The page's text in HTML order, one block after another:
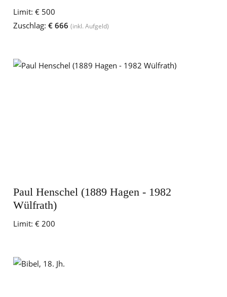
Limit: € 500
Zuschlag: € 666 (inkl. Aufgeld)
Paul Henschel (1889 Hagen - 1982
Wülfrath)
Limit: € 200